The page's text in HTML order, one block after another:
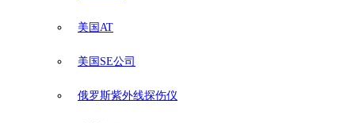
美国AT
美国SE公司
俄罗斯紫外线探伤仪